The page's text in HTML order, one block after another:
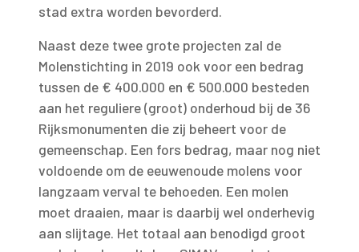
stad extra worden bevorderd.
Naast deze twee grote projecten zal de
Molenstichting in 2019 ook voor een bedrag
tussen de € 400.000 en € 500.000 besteden
aan het reguliere (groot) onderhoud bij de 36
Rijksmonumenten die zij beheert voor de
gemeenschap. Een fors bedrag, maar nog niet
voldoende om de eeuwenoude molens voor
langzaam verval te behoeden. Een molen
moet draaien, maar is daarbij wel onderhevig
aan slijtage. Het totaal aan benodigd groot